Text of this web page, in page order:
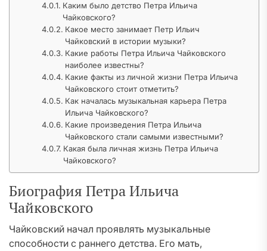
Каким было детство Петра Ильича
Чайковского?
Какое место занимает Петр Ильич
Чайковский в истории музыки?
Какие работы Петра Ильича Чайковского
наиболее известны?
Какие факты из личной жизни Петра Ильича
Чайковского стоит отметить?
Как началась музыкальная карьера Петра
Ильича Чайковского?
Какие произведения Петра Ильича
Чайковского стали самыми известными?
Какая была личная жизнь Петра Ильича
Чайковского?
Биография Петра Ильича
Чайковского
Чайковский начал проявлять музыкальные
способности с раннего детства. Его мать,